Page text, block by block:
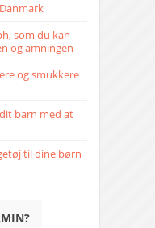
som du kan
og amningen
og smukkere
barn med at
til dine børn